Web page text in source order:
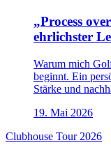
„Process
ehrlichster
Warum mich
beginnt. Ein
Stärke und
19. Mai 2026
Clubhouse Tour 2026